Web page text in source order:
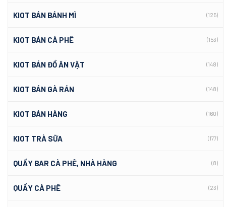
KIOT BÁN BÁNH MÌ (125)
KIOT BÁN CÀ PHÊ (153)
KIOT BÁN ĐỒ ĂN VẶT (148)
KIOT BÁN GÀ RÁN (148)
KIOT BÁN HÀNG (160)
KIOT TRÀ SỮA (177)
QUẦY BAR CÀ PHÊ, NHÀ HÀNG (8)
QUẦY CÀ PHÊ (23)